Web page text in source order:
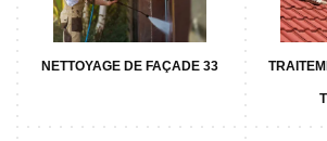
NETTOYAGE DE FAÇADE 33